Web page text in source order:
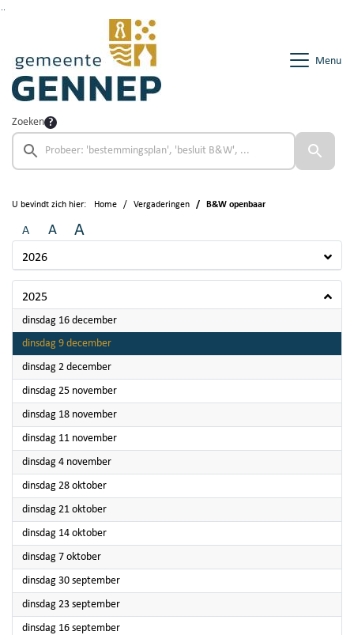
Menu
Zoeken
U bevindt zich hier: Home Vergaderingen B&W openbaar
A A A
2026
2025
dinsdag 16 december2025
dinsdag 9 december2025
dinsdag 2 december2025
dinsdag 25 november2025
dinsdag 18 november2025
dinsdag 11 november2025
dinsdag 4 november2025
dinsdag 28 oktober2025
dinsdag 21 oktober2025
dinsdag 14 oktober2025
dinsdag 7 oktober2025
dinsdag 30 september2025
dinsdag 23 september2025
dinsdag 16 september2025